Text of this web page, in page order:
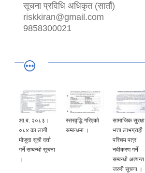
सूचना प्रविधि अधिकृत (सातौं)
riskkiran@gmail.com
9858300021
आ.ब. २०८३।
०८४ का लागी
मौजुदा सूची दर्ता
गर्ने सम्बन्धी सूचना
।
स्तरवृद्धि गरिएको
सम्बन्धमा ।
सामाजिक सुरक्षा
भत्ता लाभग्राही
परिचय पत्र
नवीकरण गर्ने
सम्बन्धी अत्यन्त
जरुरी सूचना ।